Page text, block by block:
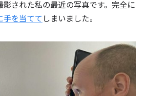
影された私の最近の写真です。完全に
手を当てて しまいました。